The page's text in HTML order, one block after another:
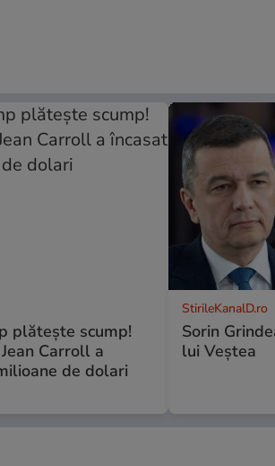
plătește scump!
Carroll a
de dolari
StirileKanalD.ro
Sorin
lui Veștea